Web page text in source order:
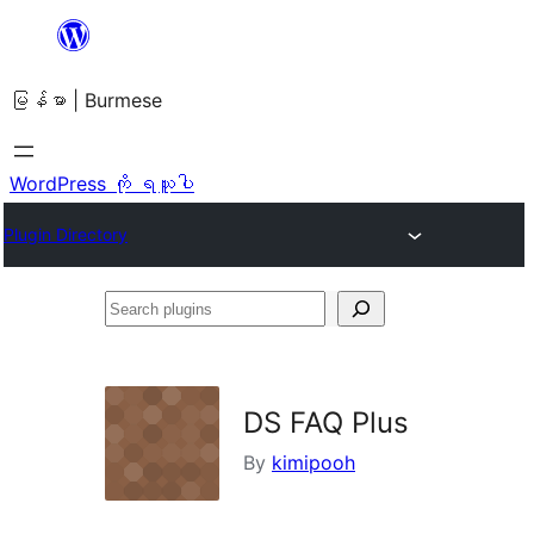
အကြောင်းအရာ
ကျော်သွား
ရန်
မြန်မာ | Burmese
WordPress ကို ရယူပါ
Plugin Directory
Search
DS FAQ Plus
By kimipooh